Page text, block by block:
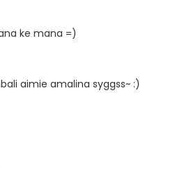
ke mana =)
aimie amalina syggss~ :)